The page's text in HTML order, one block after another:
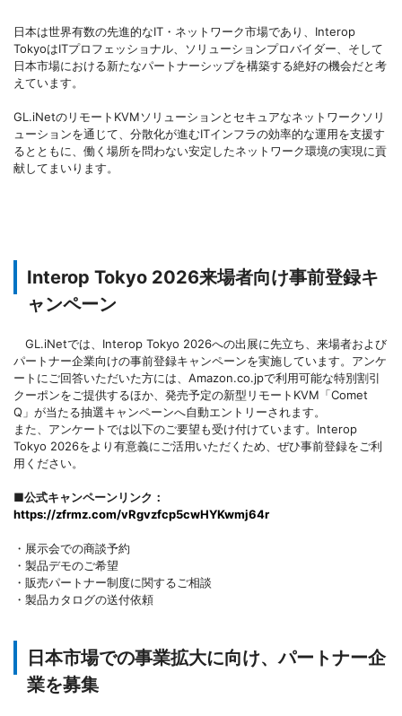
日本は世界有数の先進的なIT・ネットワーク市場であり、Interop
TokyoはITプロフェッショナル、ソリューションプロバイダー、そして
日本市場における新たなパートナーシップを構築する絶好の機会だと考
えています。
GL.iNetのリモートKVMソリューションとセキュアなネットワークソリ
ューションを通じて、分散化が進むITインフラの効率的な運用を支援す
るとともに、働く場所を問わない安定したネットワーク環境の実現に貢
献してまいります。
Interop Tokyo 2026来場者向け事前登録キ
ャンペーン
GL.iNetでは、Interop Tokyo 2026への出展に先立ち、来場者および
パートナー企業向けの事前登録キャンペーンを実施しています。アンケ
ートにご回答いただいた方には、Amazon.co.jpで利用可能な特別割引
クーポンをご提供するほか、発売予定の新型リモートKVM「Comet
Q」が当たる抽選キャンペーンへ自動エントリーされます。
また、アンケートでは以下のご要望も受け付けています。Interop
Tokyo 2026をより有意義にご活用いただくため、ぜひ事前登録をご利
用ください。
■公式キャンペーンリンク：
https://zfrmz.com/vRgvzfcp5cwHYKwmj64r
・展示会での商談予約
・製品デモのご希望
・販売パートナー制度に関するご相談
・製品カタログの送付依頼
日本市場での事業拡大に向け、パートナー企
業を募集